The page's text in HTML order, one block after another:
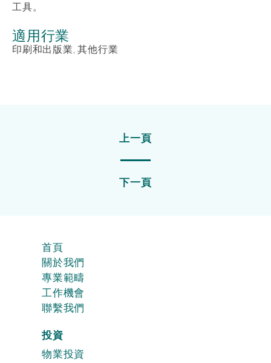
工具。
適用行業
印刷和出版業, 其他行業
上一頁
下一頁
投資
物業投資
首頁
關於我們
專業範疇
工作機會
聯繫我們